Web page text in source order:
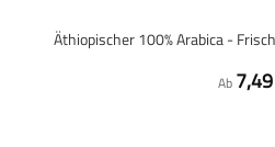
Äthiopischer 100% Arabica -
Ab 7,49